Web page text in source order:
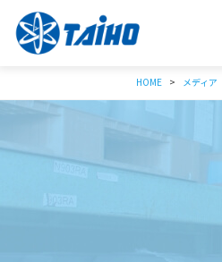
HOME メディア